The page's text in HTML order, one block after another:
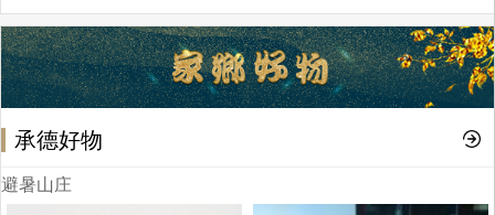
承德好物
避暑山庄